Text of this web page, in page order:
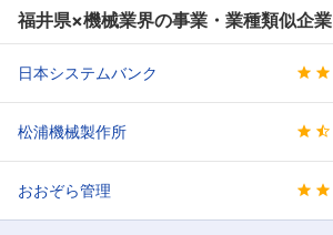
福井県×機械業界の事業・業種類似企業
日本システムバンク
松浦機械製作所
おおぞら管理